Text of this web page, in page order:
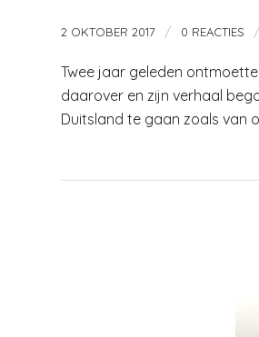
2 OKTOBER 2017 / 0 REACTIES /
Twee jaar geleden
daarover en zijn verhaal
Duitsland te gaan zoals van